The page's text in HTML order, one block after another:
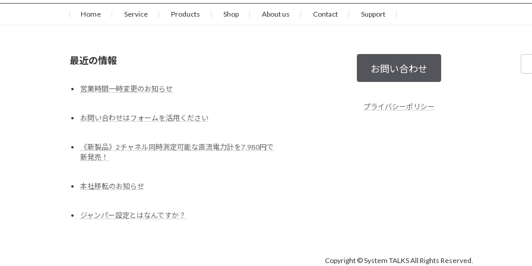
Home Service Products Shop About us Contact Support
最近の情報
営業時間一時変更のお知らせ
お問い合わせはフォームを活用ください
《新製品》2チャネル同時測定可能な直流電力計を7,980円で
新発売！
本社移転のお知らせ
ジャンパー設定とはなんですか？
お問い合わせ
プライバシーポリシー
Copyright © System TALKS All Rights Reserved.